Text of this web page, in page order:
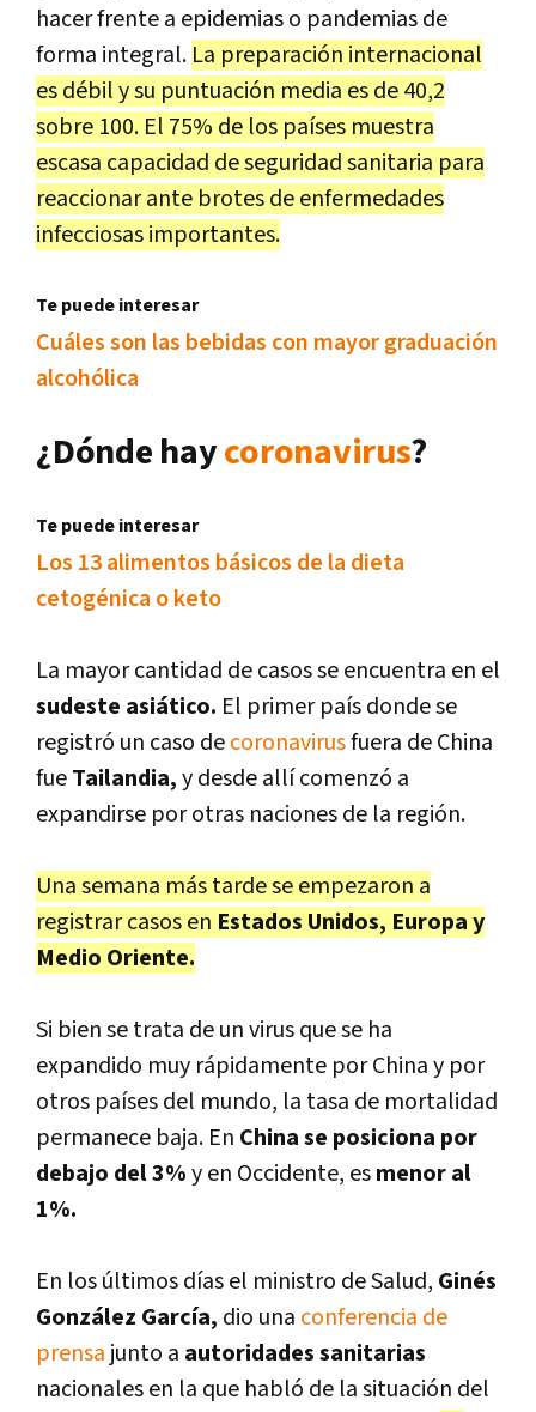
hacer frente a epidemias o pandemias de
forma integral. La preparación internacional
es débil y su puntuación media es de 40,2
sobre 100. El 75% de los países muestra
escasa capacidad de seguridad sanitaria para
reaccionar ante brotes de enfermedades
infecciosas importantes.
Te puede interesar
Cuáles son las bebidas con mayor graduación
alcohólica
¿Dónde haycoronavirus?
Te puede interesar
Los 13 alimentos básicos de la dieta
cetogénica o keto
La mayor cantidad de casos se encuentra en el
sudeste asiático. El primer país donde se
registró un caso decoronavirusfuera de China
fueTailandia,y desde allí comenzó a
expandirse por otras naciones de la región.
Una semana más tarde se empezaron a
registrar casos en Estados Unidos, Europa y
Medio Oriente.
Si bien se trata de un virus que se ha
expandido muy rápidamente por China y por
otros países del mundo, la tasa de mortalidad
permanece baja. En China se posiciona por
debajo del 3%y en Occidente, esmenor al
1%.
En los últimos días el ministro de Salud, Ginés
González García, dio una conferencia de
prensa junto a autoridades sanitarias
nacionales en la que habló de la situación del